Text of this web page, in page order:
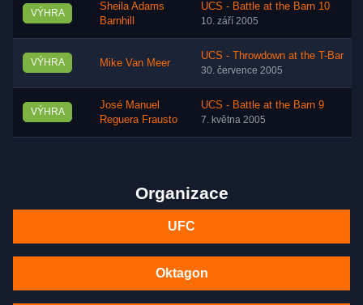
VÝHRA
Sheila Adams
Barnhill
UCS - Battle at the Barn 10
10. září 2005
VÝHRA Mike Van Meer
UCS - Throwdown at the T-Bar
30. července 2005
VÝHRA
José Manuel
Reguera Frausto
UCS - Battle at the Barn 9
7. května 2005
Organizace
UFC
Oktagon